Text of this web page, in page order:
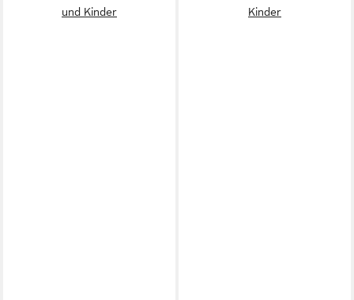
und Kinder
Kinder